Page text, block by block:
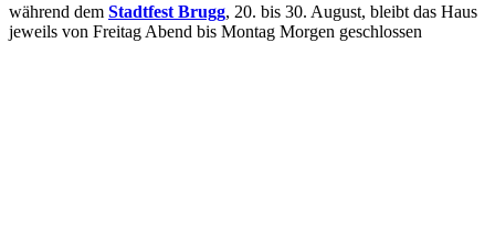
während dem Stadtfest Brugg, 20. bis 30. August, bleibt das Haus
jeweils von Freitag Abend bis Montag Morgen geschlossen